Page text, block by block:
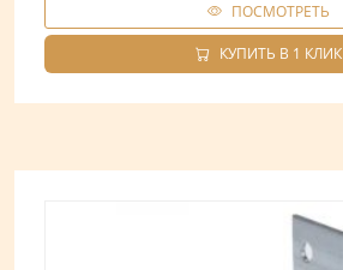
ПОСМОТРЕТЬ
КУПИТЬ В 1 КЛИК